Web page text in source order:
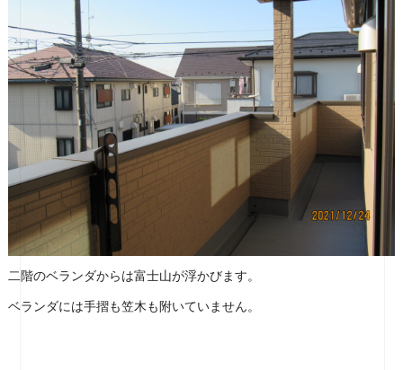
二階のベランダからは富士山が浮かびます。
ベランダには手摺も笠木も附いていません。